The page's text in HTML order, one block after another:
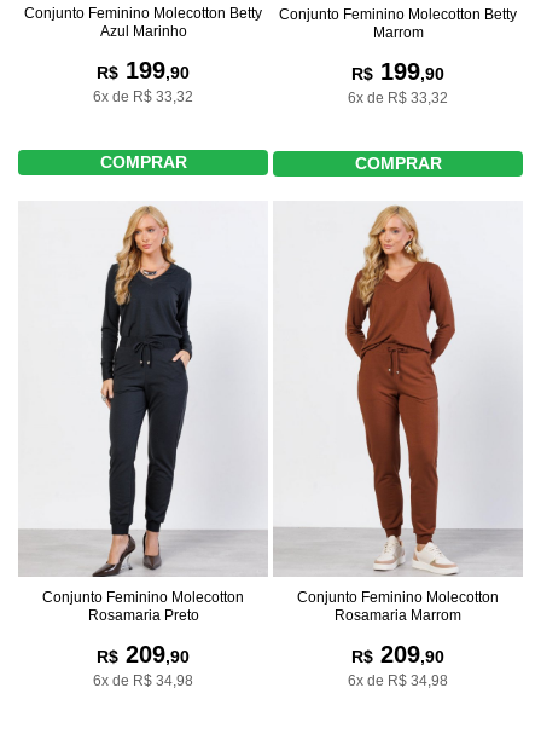
Conjunto Feminino Molecotton Betty
Azul Marinho
R$ 199,90
6x de R$ 33,32
COMPRAR
Conjunto Feminino Molecotton Betty
Marrom
R$ 199,90
6x de R$ 33,32
COMPRAR
Conjunto Feminino Molecotton
Rosamaria Preto
R$ 209,90
6x de R$ 34,98
Conjunto Feminino Molecotton
Rosamaria Marrom
R$ 209,90
6x de R$ 34,98